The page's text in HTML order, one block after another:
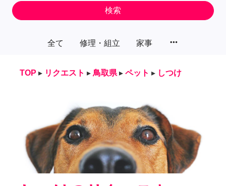
全て 修理・組立 家事 more_horiz
検索
TOP ▸ リクエスト ▸ 鳥取県 ▸ ペット ▸ しつけ